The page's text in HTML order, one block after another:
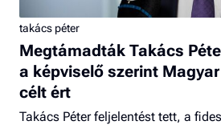
takács péter
Megtámadták Takács
a képviselő szerint
célt ért
Takács Péter feljelentést tett, a